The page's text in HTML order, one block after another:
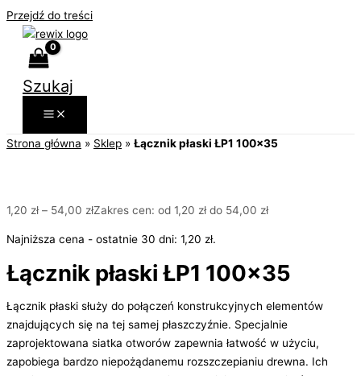
Przejdź do treści
Szukaj
Strona główna » Sklep » Łącznik płaski ŁP1 100×35
1,20 zł – 54,00 złZakres cen: od 1,20 zł do 54,00 zł
Najniższa cena - ostatnie 30 dni: 1,20 zł.
Łącznik płaski ŁP1 100×35
Łącznik płaski służy do połączeń konstrukcyjnych elementów
znajdujących się na tej samej płaszczyźnie. Specjalnie
zaprojektowana siatka otworów zapewnia łatwość w użyciu,
zapobiega bardzo niepożądanemu rozszczepianiu drewna. Ich